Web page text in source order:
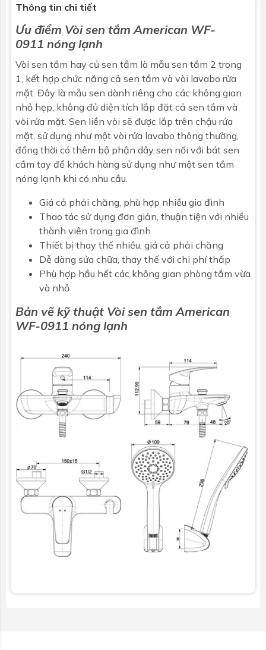
Thông tin chi tiết
Ưu điểm Vòi sen tắm American WF-
0911 nóng lạnh
Vòi sen tắm hay củ sen tắm là mẫu sen tắm 2 trong
1, kết hợp chức năng cả sen tắm và vòi lavabo rửa
mặt. Đây là mẫu sen dành riêng cho các không gian
nhỏ hẹp, không đủ diện tích lắp đặt cả sen tắm và
vòi rửa mặt. Sen liền vòi sẽ được lắp trên chậu rửa
mặt, sử dụng như một vòi rửa lavabo thông thường,
đồng thời có thêm bộ phận dây sen nối với bát sen
cầm tay để khách hàng sử dụng như một sen tắm
nóng lạnh khi có nhu cầu.
Giá cả phải chăng, phù hợp nhiều gia đình
Thao tác sử dụng đơn giản, thuận tiện với nhiều
thành viên trong gia đình
Thiết bị thay thế nhiều, giá cả phải chăng
Dễ dàng sửa chữa, thay thế với chi phí thấp
Phù hợp hầu hết các không gian phòng tắm vừa
và nhỏ
Bản vẽ kỹ thuật Vòi sen tắm American
WF-0911 nóng lạnh